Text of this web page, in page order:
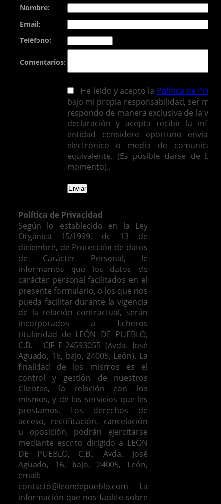
Nombre:
Email:
Teléfono:
Comentarios:
He leido y acepto la Política de
bajo mi propia responsabilidad, ser
respondo de manera exclusiva de la
declaración y acepto recibir la
entidad considere oportuno
electrónico o medio de
equivalente. (Es posible darse de
momento)..
Política de Privacidad
Según lo establecido en la Ley
Orgánica 15/1999, de 13 de
diciembre, de Protección de datos
de Carácter Personal, le
informamos que los datos de
carácter personal facilitados en el
presente formulario, o los que nos
pueda facilitar durante la vigencia
de la relación contractual, serán
incorporados a ficheros
titularidad de LEÓN DE PUEBLO,
C.B. - CIF E-24593055 (Avda. José
Aguado, 16, bajo, 24005, León). La
finalidad de los mismos es el
control y gestión de nuestros
Clientes, la relación con los
mismos, y de los servicios que les
prestamos.
Los derechos de
acceso, rectificación, cancelación
u oposición, podrán ejercitarse
mediante escrito dirigido a LEÓN
DE PUEBLO, C.B., Avda. José
Aguado, 16, bajo, 24005, León,
email:
contacto@leondepueblo.com
La
información que nos facilite sobre